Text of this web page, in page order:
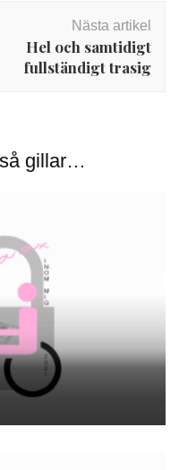
Nästa artikel
Hel och samtidigt
fullständigt trasig
gillar…